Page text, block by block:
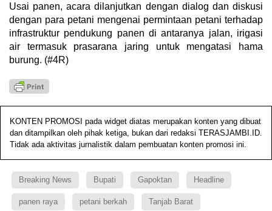
Usai panen, acara dilanjutkan dengan dialog dan diskusi
dengan para petani mengenai permintaan petani terhadap
infrastruktur pendukung panen di antaranya jalan, irigasi
air termasuk prasarana jaring untuk mengatasi hama
burung. (#4R)
KONTEN PROMOSI pada widget diatas merupakan konten yang dibuat
dan ditampilkan oleh pihak ketiga, bukan dari redaksi TERASJAMBI.ID.
Tidak ada aktivitas jurnalistik dalam pembuatan konten promosi ini.
Breaking News Bupati Gapoktan Headline
panen raya petani berkah Tanjab Barat